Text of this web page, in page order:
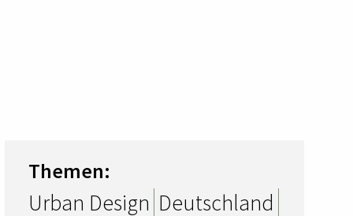
Themen:
Urban Design Deutschland